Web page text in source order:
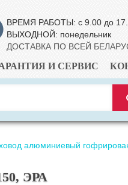
ВРЕМЯ РАБОТЫ: с 9.00 до
ВЫХОДНОЙ: понедельник
ДОСТАВКА ПО ВСЕЙ
И СЕРВИС
алюминиевый
ЭРА